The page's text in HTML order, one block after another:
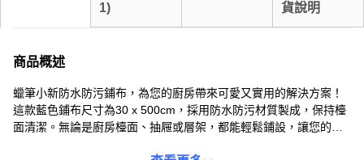
1)
貨說明
商品概述
蠟筆小新防水防污鋪布，為您的廚房帶來可愛又實用的解決方案！
這款藍色鋪布尺寸為30 x 500cm，採用防水防污材質製成，保持檯
面清潔。無論是廚房檯面、抽屜或層架，都能輕鬆鋪設，讓您的收